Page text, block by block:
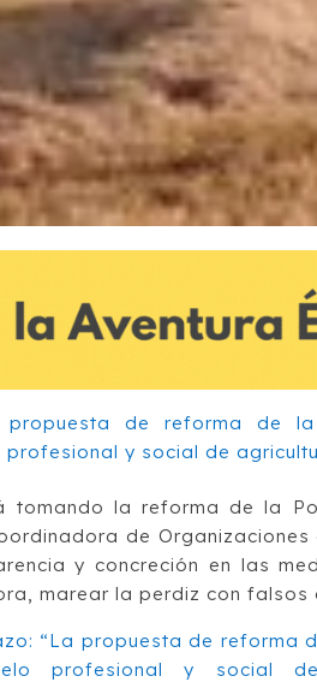
tomando la reforma de la
de
y concreción en las
marear la perdiz con falsos
“La propuesta de reforma
profesional y social de